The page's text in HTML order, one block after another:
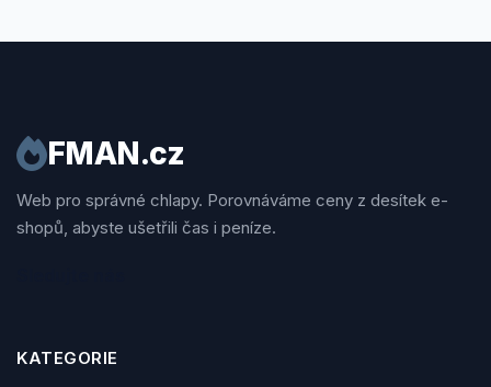
FMAN.cz
Web pro správné chlapy. Porovnáváme ceny z desítek e-
shopů, abyste ušetřili čas i peníze.
KATEGORIE